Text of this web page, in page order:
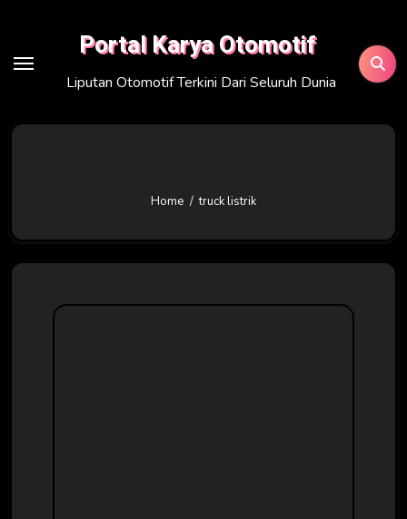
content
Portal Karya Otomotif
Liputan Otomotif Terkini Dari Seluruh Dunia
Home truck listrik